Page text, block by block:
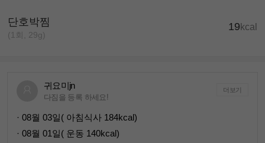
단호박찜
(1회, 29g)
19 kcal
귀요미jn
다짐을 등록 하세요!
더보기
· 08월 03일( 아침식사 184kcal)
· 08월 01일( 운동 140kcal)